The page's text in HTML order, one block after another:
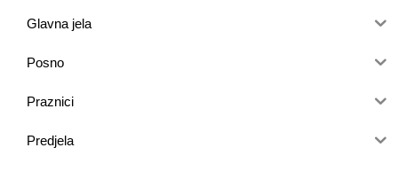
Glavna jela
Posno
Praznici
Predjela